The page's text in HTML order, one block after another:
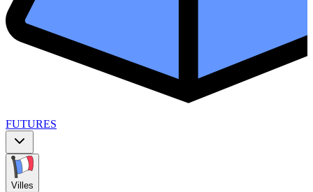
FUTURES
Villes